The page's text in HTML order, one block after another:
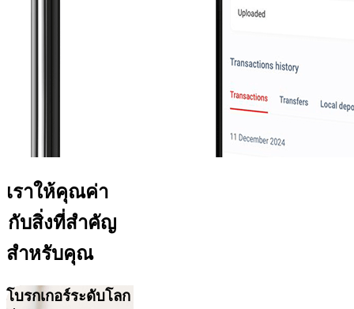
เราให้คุณค่า
กับสิ่งที่สำคัญ
สำหรับคุณ
โบรกเกอร์ระดับโลก